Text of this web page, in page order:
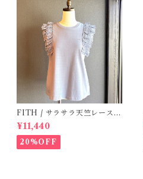
FITH / サラサラ天竺レースT
シャツ (BL) / 145・155
¥11,440
20%OFF